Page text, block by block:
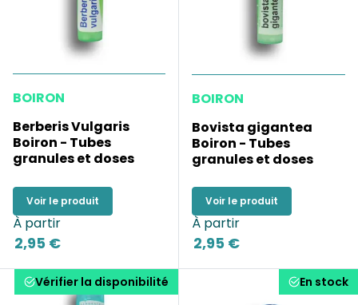
BOIRON
Berberis Vulgaris
Boiron - Tubes
granules et doses
Voir le produit
À partir
2,95 €
BOIRON
Bovista gigantea
Boiron - Tubes
granules et doses
Voir le produit
À partir
2,95 €
Vérifier la disponibilité En stock